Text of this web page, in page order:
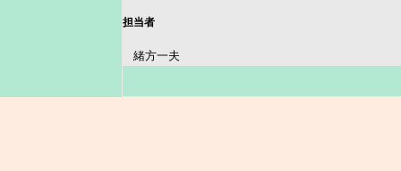
担当者
緒方一夫